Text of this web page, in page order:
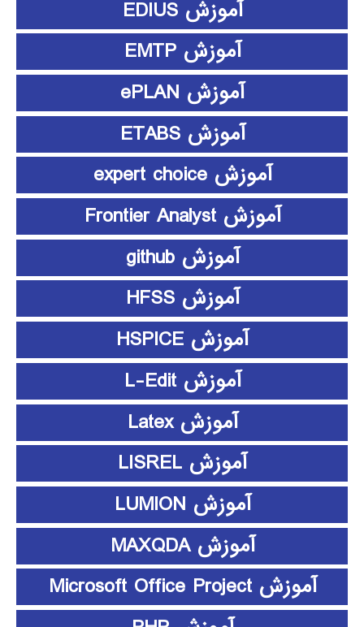
آموزش EDIUS
آموزش EMTP
آموزش ePLAN
آموزش ETABS
آموزش expert choice
آموزش Frontier Analyst
آموزش github
آموزش HFSS
آموزش HSPICE
آموزش L-Edit
آموزش Latex
آموزش LISREL
آموزش LUMION
آموزش MAXQDA
آموزش Microsoft Office Project